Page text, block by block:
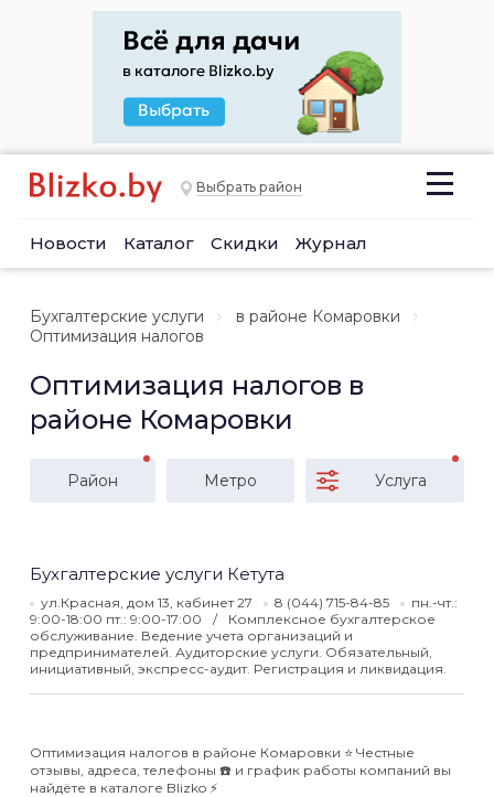
Выбрать район
Новости Каталог Скидки Журнал
Бухгалтерские услуги
в районе Комаровки
Оптимизация налогов
Оптимизация налогов в
районе Комаровки
Район Метро Услуга
Бухгалтерские услуги Кетута
ул.Красная, дом 13, кабинет 27 8 (044) 715-84-85
пн.-чт.:
9:00-18:00 пт.: 9:00-17:00
Комплексное бухгалтерское
обслуживание. Ведение учета организаций и
предпринимателей. Аудиторские услуги. Обязательный,
инициативный, экспресс-аудит. Регистрация и ликвидация.
Оптимизация налогов в районе Комаровки ⭐️ Честные
отзывы, адреса, телефоны ☎️ и график работы компаний вы
найдёте в каталоге Blizko ⚡️